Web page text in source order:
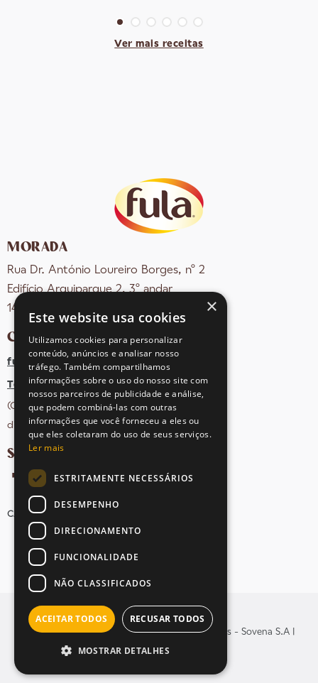
Ver mais receitas
MORADA
Rua Dr. António Loureiro Borges, nº 2
Edifício Arquiparque 2, 3º andar
1495-131 Algés - Portugal
CONTACTOS
fula@sovena.pt
Tel: +351 21 412 93 36
(Chamada para rede fixa nacional;
dias úteis das 10h às 17h)
SIGA-NOS NAS REDES SOCIAIS
CANDIDATURAS
© Copyright 2026 . Todos os direitos reservados - Sovena S.A |
Desenvolvido por
×
Este website usa cookies
Utilizamos cookies para personalizar
conteúdo, anúncios e analisar nosso
tráfego. Também compartilhamos
informações sobre o uso do nosso site com
nossos parceiros de publicidade e análise,
que podem combiná-las com outras
informações que você forneceu a eles ou
que eles coletaram do uso de seus serviços.
Ler mais
ESTRITAMENTE NECESSÁRIOS
DESEMPENHO
DIRECIONAMENTO
FUNCIONALIDADE
NÃO CLASSIFICADOS
ACEITAR TODOS RECUSAR TODOS
MOSTRAR DETALHES